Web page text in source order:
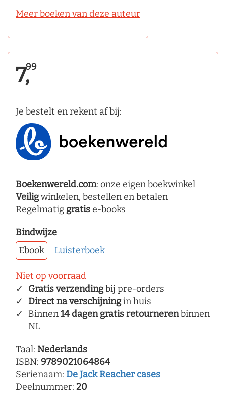
Meer boeken van deze auteur
7,99
Je bestelt en rekent af bij:
Boekenwereld.com: onze eigen boekwinkel
Veiligwinkelen, bestellen en betalen
Regelmatig gratise-books
Bindwijze
Ebook
Luisterboek
Niet op voorraad
Gratis verzendingbij pre-orders
Direct na verschijningin huis
Binnen14 dagen gratis retournerenbinnen
NL
Taal: Nederlands
ISBN: 9789021064864
Serienaam: De Jack Reacher cases
Deelnummer: 20